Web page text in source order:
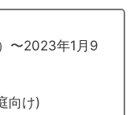
〜2023年1月9
向け)